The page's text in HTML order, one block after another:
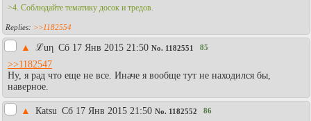
>4. Соблюдайте тематику досок и тредов.
>>1182554
▲ ℒuη Сб 17 Янв 2015 21:50 No. 1182551 85
>>1182547
Ну, я рад что еще не все. Иначе я вообще тут не находился бы,
наверное.
▲ Каtsu Сб 17 Янв 2015 21:50 No. 1182552 86